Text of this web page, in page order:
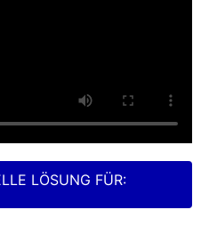
LÖSUNG FÜR: